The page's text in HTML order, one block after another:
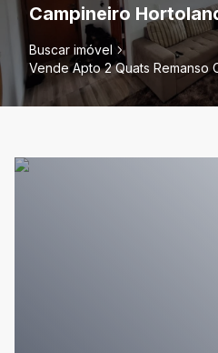
Campineiro
Buscar imóvel
Vende Apto 2 Quats Remanso